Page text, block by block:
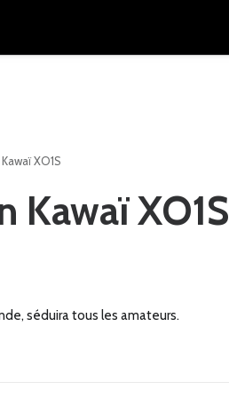
XO1S
Kawaï XO1S
séduira tous les amateurs.